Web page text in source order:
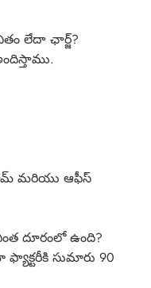
లేదా ఛార్జ్?
మరియు ఆఫీస్
దూరంలో ఉంది?
సుమారు 90